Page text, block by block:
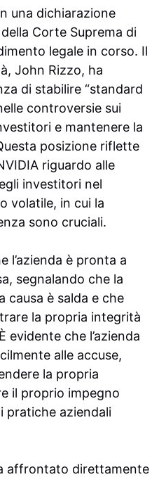
una dichiarazione
Corte Suprema di
legale in corso. Il
John Rizzo, ha
di stabilire “standard
controversie sui
e mantenere la
posizione riflette
riguardo alle
investitori nel
volatile, in cui la
sono cruciali.
l’azienda è pronta a
segnalando che la
è salda e che
la propria integrità
evidente che l’azienda
alle accuse,
la propria
il proprio impegno
pratiche aziendali
affrontato direttamente